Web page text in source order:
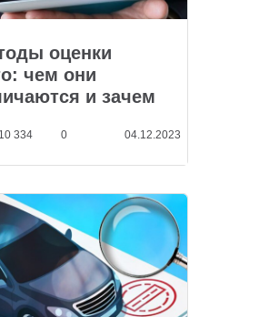
оценки
чем они
и зачем
10 334 0 04.12.2023